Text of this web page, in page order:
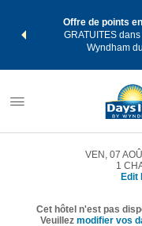
points
forfait.
Offre de points
GRATUITES
Wyndham
VEN, 07
1
Edit
Cet hôtel n'est pas
Veuillez modifier vos